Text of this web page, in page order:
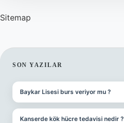
Sitemap
SIDEBAR
SON YAZILAR
Baykar Lisesi burs veriyor mu ?
Kanserde kök hücre tedavisi nedir ?